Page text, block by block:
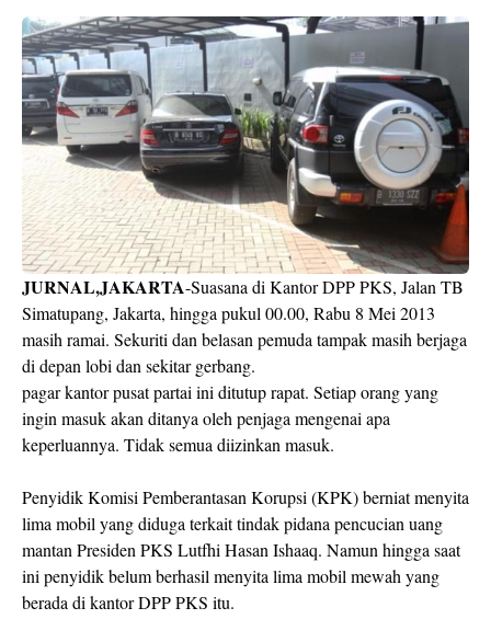
JURNAL,JAKARTA-Suasana di Kantor DPP PKS, Jalan TB
Simatupang, Jakarta, hingga pukul 00.00, Rabu 8 Mei 2013
masih ramai. Sekuriti dan belasan pemuda tampak masih berjaga
di depan lobi dan sekitar gerbang.
pagar kantor pusat partai ini ditutup rapat. Setiap orang yang
ingin masuk akan ditanya oleh penjaga mengenai apa
keperluannya. Tidak semua diizinkan masuk.
Penyidik Komisi Pemberantasan Korupsi (KPK) berniat menyita
lima mobil yang diduga terkait tindak pidana pencucian uang
mantan Presiden PKS Lutfhi Hasan Ishaaq. Namun hingga saat
ini penyidik belum berhasil menyita lima mobil mewah yang
berada di kantor DPP PKS itu.